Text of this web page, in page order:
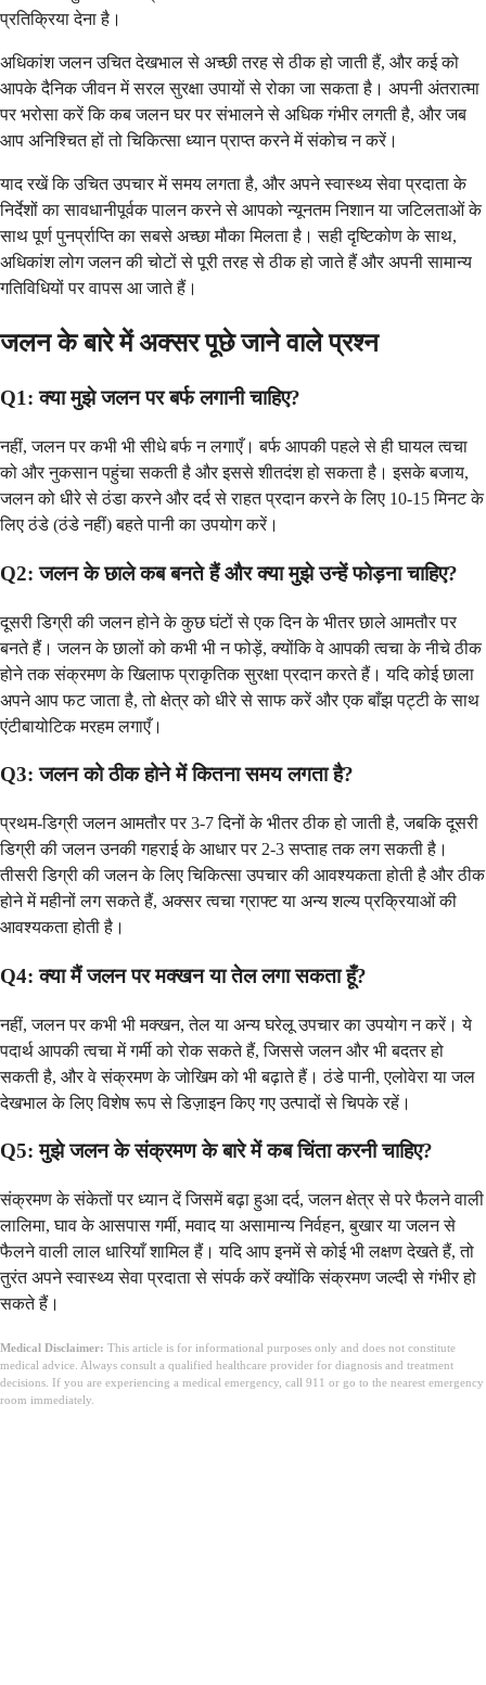
प्रतिक्रिया देना है।
अधिकांश जलन उचित देखभाल से अच्छी तरह से ठीक हो जाती हैं, और कई को
आपके दैनिक जीवन में सरल सुरक्षा उपायों से रोका जा सकता है। अपनी अंतरात्मा
पर भरोसा करें कि कब जलन घर पर संभालने से अधिक गंभीर लगती है, और जब
आप अनिश्चित हों तो चिकित्सा ध्यान प्राप्त करने में संकोच न करें।
याद रखें कि उचित उपचार में समय लगता है, और अपने स्वास्थ्य सेवा प्रदाता के
निर्देशों का सावधानीपूर्वक पालन करने से आपको न्यूनतम निशान या जटिलताओं के
साथ पूर्ण पुनर्प्राप्ति का सबसे अच्छा मौका मिलता है। सही दृष्टिकोण के साथ,
अधिकांश लोग जलन की चोटों से पूरी तरह से ठीक हो जाते हैं और अपनी सामान्य
गतिविधियों पर वापस आ जाते हैं।
जलन के बारे में अक्सर पूछे जाने वाले प्रश्न
Q1: क्या मुझे जलन पर बर्फ लगानी चाहिए?
नहीं, जलन पर कभी भी सीधे बर्फ न लगाएँ। बर्फ आपकी पहले से ही घायल त्वचा
को और नुकसान पहुंचा सकती है और इससे शीतदंश हो सकता है। इसके बजाय,
जलन को धीरे से ठंडा करने और दर्द से राहत प्रदान करने के लिए 10-15 मिनट के
लिए ठंडे (ठंडे नहीं) बहते पानी का उपयोग करें।
Q2: जलन के छाले कब बनते हैं और क्या मुझे उन्हें फोड़ना चाहिए?
दूसरी डिग्री की जलन होने के कुछ घंटों से एक दिन के भीतर छाले आमतौर पर
बनते हैं। जलन के छालों को कभी भी न फोड़ें, क्योंकि वे आपकी त्वचा के नीचे ठीक
होने तक संक्रमण के खिलाफ प्राकृतिक सुरक्षा प्रदान करते हैं। यदि कोई छाला
अपने आप फट जाता है, तो क्षेत्र को धीरे से साफ करें और एक बाँझ पट्टी के साथ
एंटीबायोटिक मरहम लगाएँ।
Q3: जलन को ठीक होने में कितना समय लगता है?
प्रथम-डिग्री जलन आमतौर पर 3-7 दिनों के भीतर ठीक हो जाती है, जबकि दूसरी
डिग्री की जलन उनकी गहराई के आधार पर 2-3 सप्ताह तक लग सकती है।
तीसरी डिग्री की जलन के लिए चिकित्सा उपचार की आवश्यकता होती है और ठीक
होने में महीनों लग सकते हैं, अक्सर त्वचा ग्राफ्ट या अन्य शल्य प्रक्रियाओं की
आवश्यकता होती है।
Q4: क्या मैं जलन पर मक्खन या तेल लगा सकता हूँ?
नहीं, जलन पर कभी भी मक्खन, तेल या अन्य घरेलू उपचार का उपयोग न करें। ये
पदार्थ आपकी त्वचा में गर्मी को रोक सकते हैं, जिससे जलन और भी बदतर हो
सकती है, और वे संक्रमण के जोखिम को भी बढ़ाते हैं। ठंडे पानी, एलोवेरा या जल
देखभाल के लिए विशेष रूप से डिज़ाइन किए गए उत्पादों से चिपके रहें।
Q5: मुझे जलन के संक्रमण के बारे में कब चिंता करनी चाहिए?
संक्रमण के संकेतों पर ध्यान दें जिसमें बढ़ा हुआ दर्द, जलन क्षेत्र से परे फैलने वाली
लालिमा, घाव के आसपास गर्मी, मवाद या असामान्य निर्वहन, बुखार या जलन से
फैलने वाली लाल धारियाँ शामिल हैं। यदि आप इनमें से कोई भी लक्षण देखते हैं, तो
तुरंत अपने स्वास्थ्य सेवा प्रदाता से संपर्क करें क्योंकि संक्रमण जल्दी से गंभीर हो
सकते हैं।
Medical Disclaimer: This article is for informational purposes only and does not constitute
medical advice. Always consult a qualified healthcare provider for diagnosis and treatment
decisions. If you are experiencing a medical emergency, call 911 or go to the nearest emergency
room immediately.